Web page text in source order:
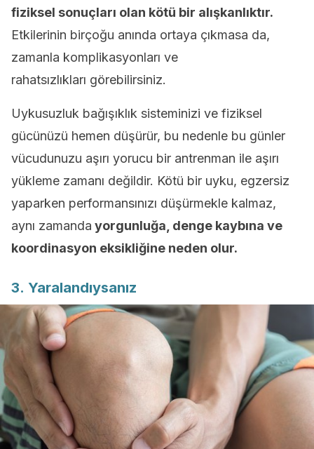
fiziksel sonuçları olan kötü bir alışkanlıktır.
Etkilerinin birçoğu anında ortaya çıkmasa da,
zamanla komplikasyonları ve
rahatsızlıkları görebilirsiniz.
Uykusuzluk bağışıklık sisteminizi ve fiziksel
gücünüzü hemen düşürür, bu nedenle bu günler
vücudunuzu aşırı yorucu bir antrenman ile aşırı
yükleme zamanı değildir. Kötü bir uyku, egzersiz
yaparken performansınızı düşürmekle kalmaz,
aynı zamanda yorgunluğa, denge kaybına ve
koordinasyon eksikliğine neden olur.
3. Yaralandıysanız